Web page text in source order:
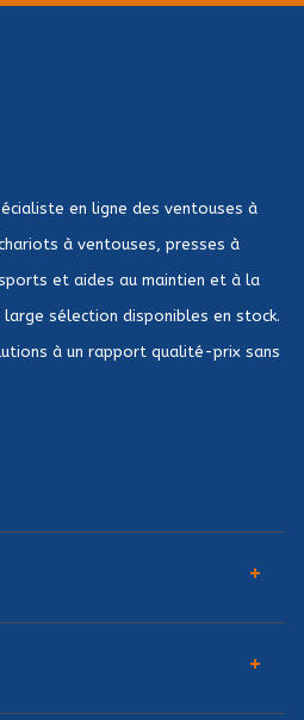
en ligne des ventouses à
à ventouses, presses à
et aides au maintien et à la
sélection disponibles en stock.
à un rapport qualité-prix sans